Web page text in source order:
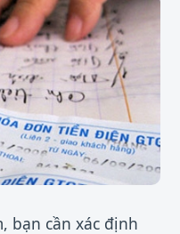
bạn cần xác định